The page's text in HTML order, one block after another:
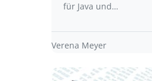
für Java und…
Verena Meyer